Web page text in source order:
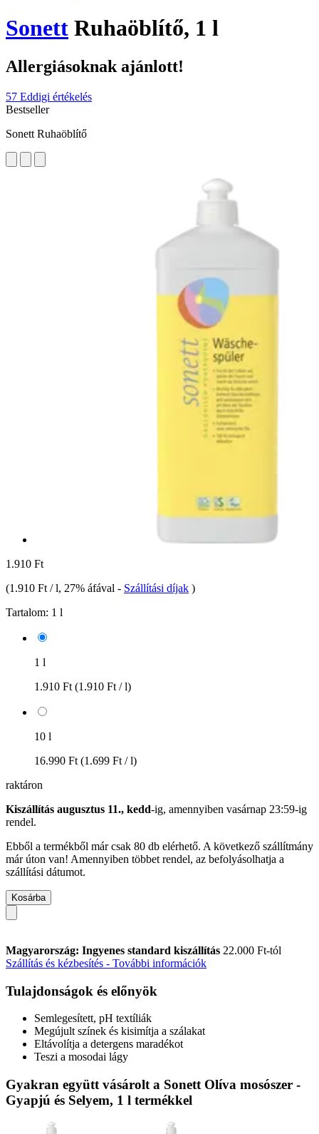
Sonett Ruhaöblítő, 1 l
Allergiásoknak ajánlott!
57 Eddigi értékelés
Bestseller
Sonett Ruhaöblítő
1.910 Ft
(1.910 Ft / l, 27% áfával - Szállítási díjak )
Tartalom: 1 l
1 l
1.910 Ft (1.910 Ft / l)
10 l
16.990 Ft (1.699 Ft / l)
raktáron
Kiszállítás augusztus 11., kedd-ig, amennyiben vasárnap 23:59-ig
rendel.
Ebből a termékből már csak 80 db elérhető. A következő szállítmány
már úton van! Amennyiben többet rendel, az befolyásolhatja a
szállítási dátumot.
Kosárba
Magyarország: Ingyenes standard kiszállítás 22.000 Ft-tól
Szállítás és kézbesítés - További információk
Tulajdonságok és előnyök
Semlegesített, pH textíliák
Megújult színek és kisimítja a szálakat
Eltávolítja a detergens maradékot
Teszi a mosodai lágy
Gyakran együtt vásárolt a Sonett Olíva mosószer -
Gyapjú és Selyem, 1 l termékkel